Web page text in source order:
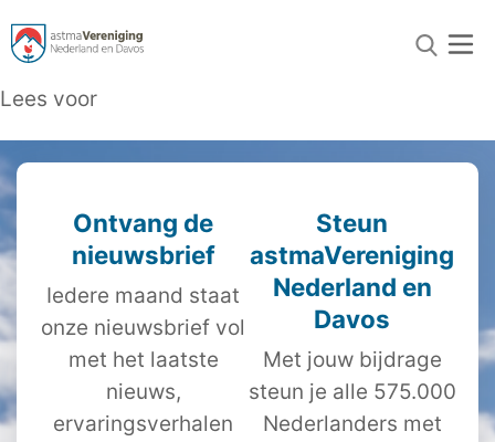
Lees voor
Ontvang de
nieuwsbrief
Iedere maand staat
onze nieuwsbrief vol
met het laatste
nieuws,
ervaringsverhalen
Steun
astmaVereniging
Nederland en
Davos
Met jouw bijdrage
steun je alle 575.000
Nederlanders met